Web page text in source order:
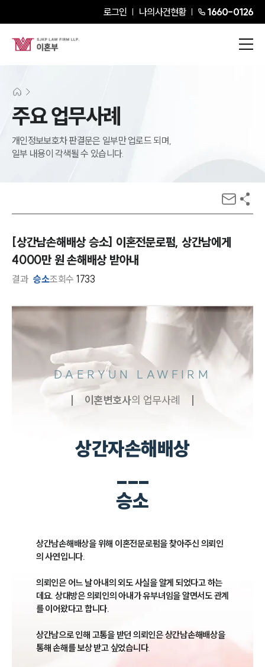
로그인 나의사건현황 1660-0126
주요 업무사례
개인정보보호차 판결문은 일부만 업로드 되며,
일부 내용이 각색될 수 있습니다.
[상간남손해배상 승소] 이혼전문로펌, 상간남에게
4000만 원 손해배상 받아내
결과 승소조회수 1733
DAERYUN LAWFIRM
이혼변호사의 업무사례
상간자손해배상
___
승소
상간남손해배상을 위해 이혼전문로펌을 찾아주신 의뢰인
의 사연입니다.
의뢰인은 어느 날 아내의 외도 사실을 알게 되었다고 하는
데요. 상대방은 의뢰인의 아내가 유부녀임을 알면서도 관계
를 이어왔다고 합니다.
상간남으로 인해 고통을 받던 의뢰인은 상간남손해배상을
통해 손해를 보상 받고 싶었습니다.